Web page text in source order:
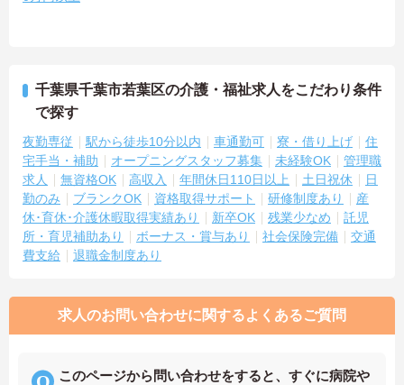
千葉県千葉市若葉区の介護・福祉求人をこだわり条件
で探す
夜勤専従 駅から徒歩10分以内 車通勤可 寮・借り上げ
住
宅手当・補助
オープニングスタッフ募集 未経験OK
管理職
求人
無資格OK 高収入 年間休日110日以上 土日祝休
日
勤のみ
ブランクOK 資格取得サポート 研修制度あり
産
休･育休･介護休暇取得実績あり
新卒OK 残業少なめ
託児
所・育児補助あり
ボーナス・賞与あり 社会保険完備
交通
費支給
退職金制度あり
求人のお問い合わせに関するよくあるご質問
このページから問い合わせをすると、すぐに病院や